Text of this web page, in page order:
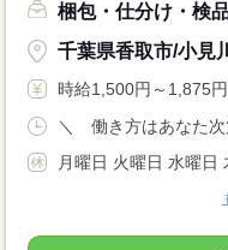
梱包・仕分け・検
千葉県香取市/小見
時給1,500円～1,875円
＼ 働き方はあなた
月曜日 火曜日 水曜日